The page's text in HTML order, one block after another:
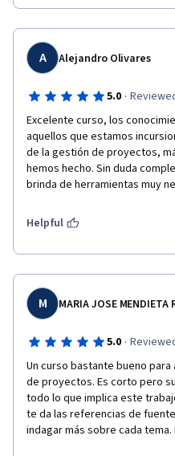
A Alejandro Olivares
5.0 ·
Excelente curso, los
aquellos que estamos
de la gestión de proyectos,
hemos hecho. Sin duda
brinda de herramientas muy
Helpful
M MARIA JOSE MENDIETA
5.0 ·
Un curso bastante bueno
de proyectos. Es corto pero
todo lo que implica este
te da las referencias de
indagar más sobre cada tema.